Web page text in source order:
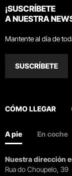
¡SUSCRÍBETE
A NUESTRA
Mantente al día de
SUSCRÍBETE
CÓMO LLEGAR
A pie En coche
Nuestra dirección
Rua do Choupelo, 39